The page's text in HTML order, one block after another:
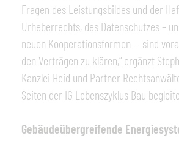
Fragen des Leistungsbildes und der
Urheberrechts, des Datenschutzes –
neuen Kooperationsformen – sind
den Verträgen zu klären,“ ergänzt
Kanzlei Heid und Partner
Seiten der IG Lebenszyklus Bau
Gebäudeübergreifende